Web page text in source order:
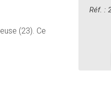
(23). Ce
Réf. :